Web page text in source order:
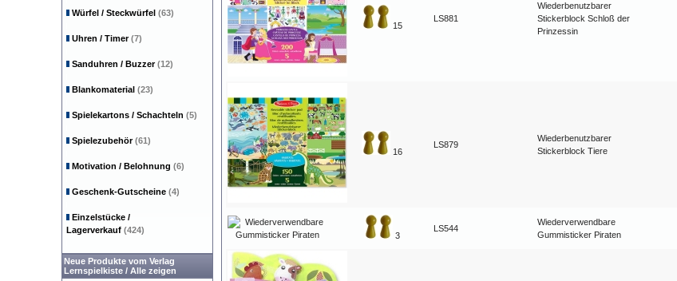
15
LS881
Wiederbenutzbarer
Stickerblock Schloß der
Prinzessin
16
LS879
Wiederbenutzbarer
Stickerblock Tiere
3
LS544
Wiederverwendbare
Gummisticker Piraten
Würfel / Steckwürfel (63)
Uhren / Timer(7)
Sanduhren / Buzzer(12)
Blankomaterial (23)
Spielekartons / Schachteln (5)
Spielezubehör(61)
Motivation / Belohnung (6)
Geschenk-Gutscheine (4)
Einzelstücke /
Lagerverkauf (424)
Neue Produkte vom Verlag
Lernspielkiste / Alle zeigen